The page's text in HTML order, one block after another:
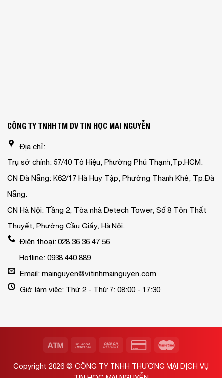
CÔNG TY TNHH TM DV TIN HỌC MAI NGUYỄN
Địa chỉ:
Trụ sở chính: 57/40 Tô Hiệu, Phường Phú Thạnh,Tp.HCM.
CN Đà Nẵng: K62/17 Hà Huy Tập, Phường Thanh Khê, Tp.Đà
Nẵng.
CN Hà Nội: Tầng 2, Tòa nhà Detech Tower, Số 8 Tôn Thất
Thuyết, Phường Cầu Giấy, Hà Nội.
Điện thoại: 028.36 36 47 56
Hotline: 0938.440.889
Email: mainguyen@vitinhmainguyen.com
Giờ làm việc: Thứ 2 - Thứ 7: 08:00 - 17:30
Copyright 2026 © CÔNG TY TNHH THƯƠNG MẠI DỊCH VỤ